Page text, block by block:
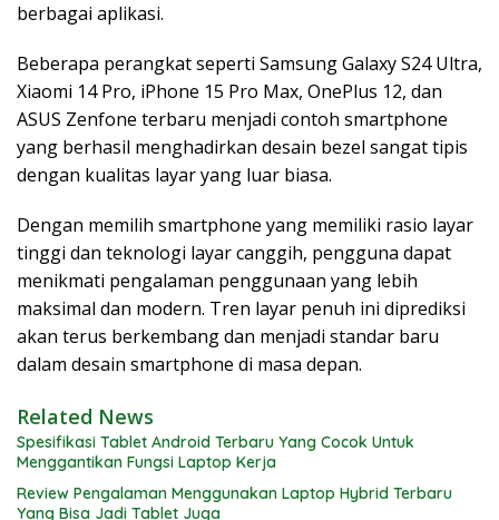
berbagai aplikasi.
Beberapa perangkat seperti Samsung Galaxy S24 Ultra,
Xiaomi 14 Pro, iPhone 15 Pro Max, OnePlus 12, dan
ASUS Zenfone terbaru menjadi contoh smartphone
yang berhasil menghadirkan desain bezel sangat tipis
dengan kualitas layar yang luar biasa.
Dengan memilih smartphone yang memiliki rasio layar
tinggi dan teknologi layar canggih, pengguna dapat
menikmati pengalaman penggunaan yang lebih
maksimal dan modern. Tren layar penuh ini diprediksi
akan terus berkembang dan menjadi standar baru
dalam desain smartphone di masa depan.
Related News
Spesifikasi Tablet Android Terbaru Yang Cocok Untuk
Menggantikan Fungsi Laptop Kerja
Review Pengalaman Menggunakan Laptop Hybrid Terbaru
Yang Bisa Jadi Tablet Juga